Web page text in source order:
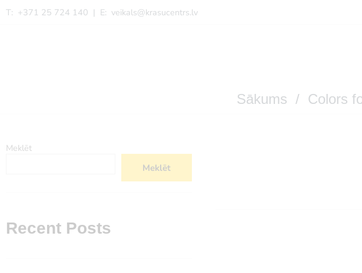
T: +371 25 724 140 | E: veikals@krasucentrs.lv
Sākums / Colors
Meklēt
Meklēt
Recent Posts